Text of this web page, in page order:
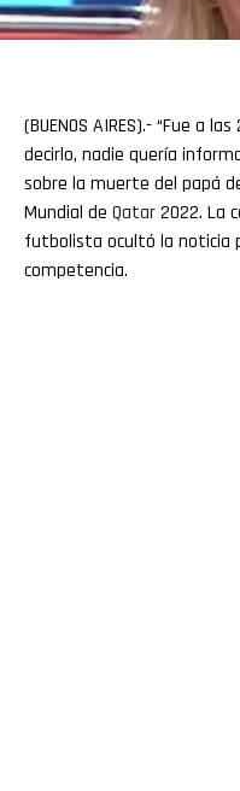
(BUENOS AIRES).- “Fue a
decirlo, nadie quería
sobre la muerte del papá
Mundial de Qatar2022. La
futbolista ocultó la noticia
competencia.